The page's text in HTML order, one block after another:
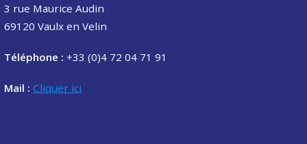
3 rue Maurice Audin
69120 Vaulx en Velin
Téléphone : +33 (0)4 72 04 71 91
Mail : Cliquer ici